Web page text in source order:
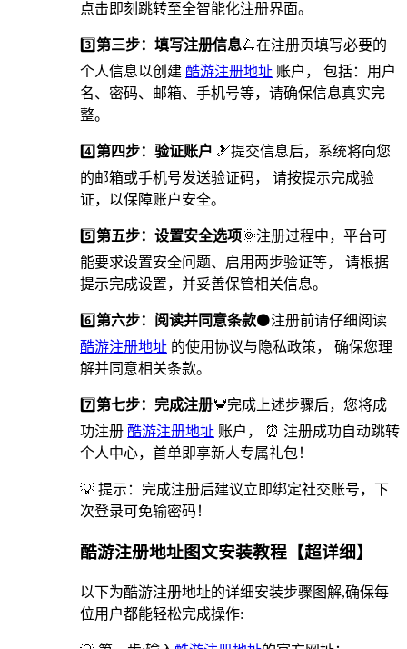
点击即刻跳转至全智能化注册界面。
3️⃣第三步：填写注册信息🛴在注册页填写必要的
个人信息以创建 酷游注册地址 账户， 包括：用户
名、密码、邮箱、手机号等，请确保信息真实完
整。
4️⃣第四步：验证账户 🎿提交信息后，系统将向您
的邮箱或手机号发送验证码， 请按提示完成验
证，以保障账户安全。
5️⃣第五步：设置安全选项🌞️注册过程中，平台可
能要求设置安全问题、启用两步验证等， 请根据
提示完成设置，并妥善保管相关信息。
6️⃣第六步：阅读并同意条款⚫注册前请仔细阅读
酷游注册地址 的使用协议与隐私政策， 确保您理
解并同意相关条款。
7️⃣第七步：完成注册🦀完成上述步骤后，您将成
功注册 酷游注册地址 账户， ⏰ 注册成功自动跳转
个人中心，首单即享新人专属礼包！
💡 提示：完成注册后建议立即绑定社交账号，下
次登录可免输密码！
酷游注册地址图文安装教程【超详细】
以下为酷游注册地址的详细安装步骤图解,确保每
位用户都能轻松完成操作: